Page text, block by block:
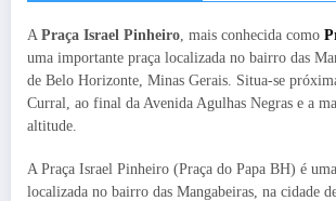
A Praça Israel Pinheiro , mais conhecida como
uma importante praça localizada no bairro das
de Belo Horizonte, Minas Gerais. Situa-se
Curral, ao final da Avenida Agulhas Negras e a
altitude.
A Praça Israel Pinheiro (Praça do Papa BH) é
localizada no bairro das Mangabeiras, na cidade